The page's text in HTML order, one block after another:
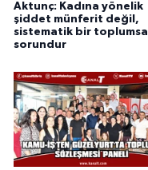
Aktunç: Kadına yönelik
şiddet münferit değil,
sistematik bir toplumsal
sorundur